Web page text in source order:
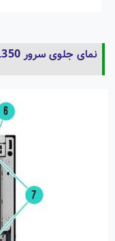
نمای جلوی سرور HPE ML350 نسل 10 با شاسی LFF